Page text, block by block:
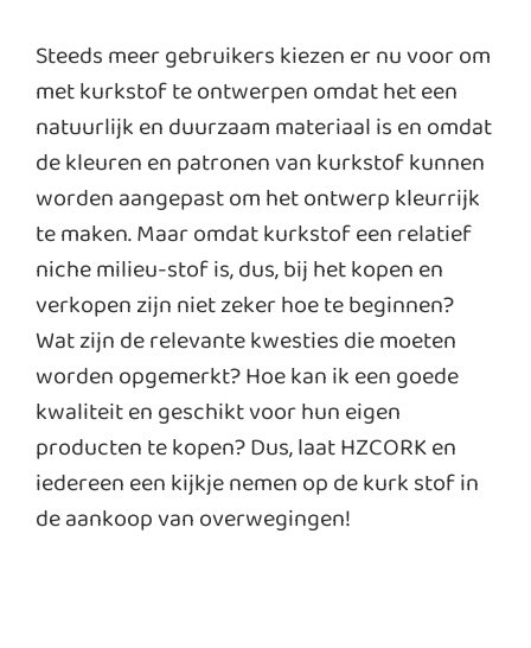
Steeds meer gebruikers kiezen er nu voor om
met kurkstof te ontwerpen omdat het een
natuurlijk en duurzaam materiaal is en omdat
de kleuren en patronen van kurkstof kunnen
worden aangepast om het ontwerp kleurrijk
te maken. Maar omdat kurkstof een relatief
niche milieu-stof is, dus, bij het kopen en
verkopen zijn niet zeker hoe te beginnen?
Wat zijn de relevante kwesties die moeten
worden opgemerkt? Hoe kan ik een goede
kwaliteit en geschikt voor hun eigen
producten te kopen? Dus, laat HZCORK en
iedereen een kijkje nemen op de kurk stof in
de aankoop van overwegingen!